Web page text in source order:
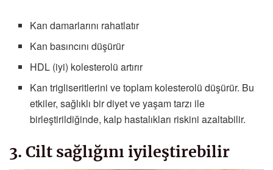
Kan damarlarını rahatlatır
Kan basıncını düşürür
HDL (iyi) kolesterolü artırır
Kan trigliseritlerini ve toplam kolesterolü düşürür. Bu
etkiler, sağlıklı bir diyet ve yaşam tarzı ile
birleştirildiğinde, kalp hastalıkları riskini azaltabilir.
3. Cilt sağlığını iyileştirebilir